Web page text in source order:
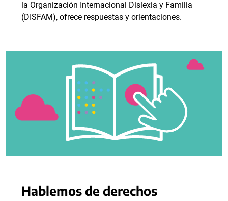
la Organización Internacional Dislexia y Familia
(DISFAM), ofrece respuestas y orientaciones.
Hablemos de derechos